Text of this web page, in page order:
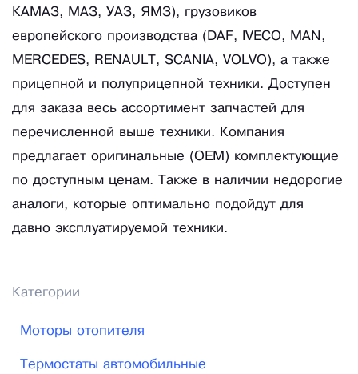
КАМАЗ, МАЗ, УАЗ, ЯМЗ), грузовиков
европейского производства (DAF, IVECO, MAN,
MERCEDES, RENAULT, SCANIA, VOLVO), а также
прицепной и полуприцепной техники. Доступен
для заказа весь ассортимент запчастей для
перечисленной выше техники. Компания
предлагает оригинальные (OEM) комплектующие
по доступным ценам. Также в наличии недорогие
аналоги, которые оптимально подойдут для
давно эксплуатируемой техники.
Категории
Моторы отопителя
Термостаты автомобильные